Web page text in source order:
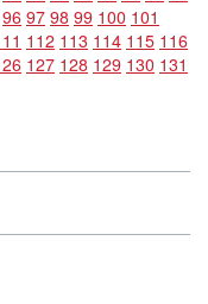
96 97 98 99 100 101
112 113 114 115 116
127 128 129 130 131